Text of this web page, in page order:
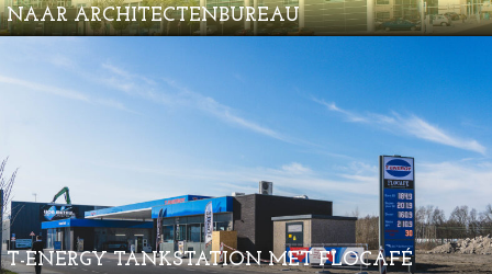
NAAR ARCHITECTENBUREAU
T-ENERGY TANKSTATION MET FLOCAFÉ